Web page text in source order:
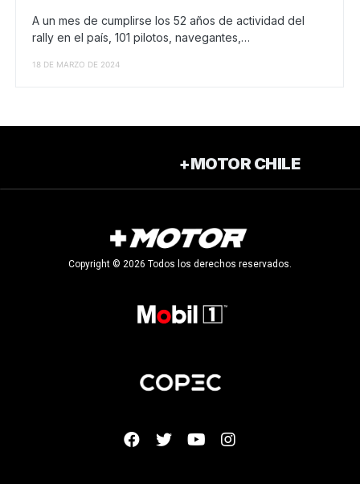
A un mes de cumplirse los 52 años de actividad del
rally en el país, 101 pilotos, navegantes,…
18 DE MARZO DE 2024
+MOTOR CHILE
Copyright © 2026 Todos los derechos reservados.